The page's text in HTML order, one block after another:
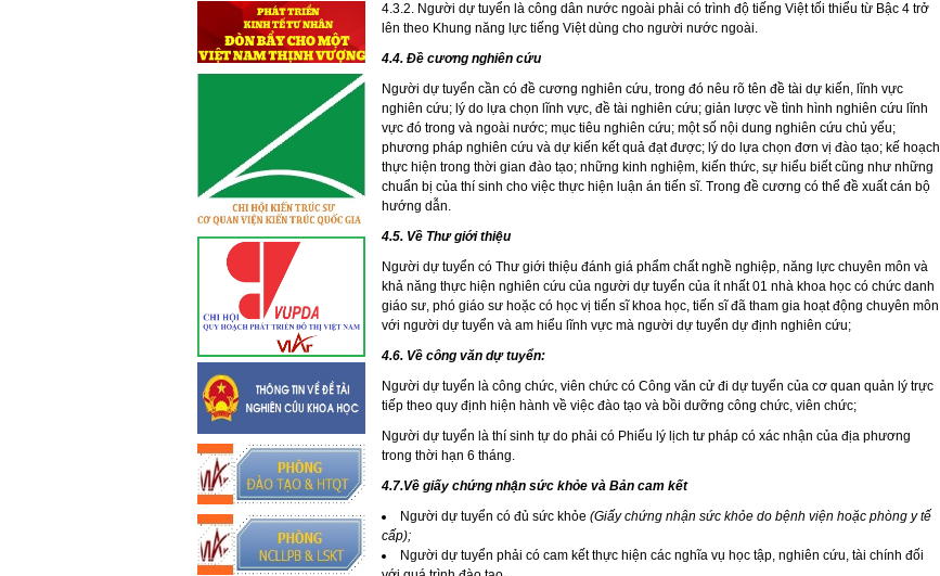
4.3.2. Người dự tuyển là công dân nước ngoài phải có trình độ tiếng Việt tối thiểu từ Bậc 4 trở
lên theo Khung năng lực tiếng Việt dùng cho người nước ngoài.
4.4. Đề cương nghiên cứu
Người dự tuyển cần có đề cương nghiên cứu, trong đó nêu rõ tên đề tài dự kiến, lĩnh vực
nghiên cứu; lý do lựa chọn lĩnh vực, đề tài nghiên cứu; giản lược về tình hình nghiên cứu lĩnh
vực đó trong và ngoài nước; mục tiêu nghiên cứu; một số nội dung nghiên cứu chủ yếu;
phương pháp nghiên cứu và dự kiến kết quả đạt được; lý do lựa chọn đơn vị đào tạo; kế hoạch
thực hiện trong thời gian đào tạo; những kinh nghiệm, kiến thức, sự hiểu biết cũng như những
chuẩn bị của thí sinh cho việc thực hiện luận án tiến sĩ. Trong đề cương có thể đề xuất cán bộ
hướng dẫn.
4.5. Về Thư giới thiệu
Người dự tuyển có Thư giới thiệu đánh giá phẩm chất nghề nghiệp, năng lực chuyên môn và
khả năng thực hiện nghiên cứu của người dự tuyển của ít nhất 01 nhà khoa học có chức danh
giáo sư, phó giáo sư hoặc có học vị tiến sĩ khoa học, tiến sĩ đã tham gia hoạt động chuyên môn
với người dự tuyển và am hiểu lĩnh vực mà người dự tuyển dự định nghiên cứu;
4.6. Về công văn dự tuyển:
Người dự tuyển là công chức, viên chức có Công văn cử đi dự tuyển của cơ quan quản lý trực
tiếp theo quy định hiện hành về việc đào tạo và bồi dưỡng công chức, viên chức;
Người dự tuyển là thí sinh tự do phải có Phiếu lý lịch tư pháp có xác nhận của địa phương
trong thời hạn 6 tháng.
4.7.Về giấy chứng nhận sức khỏe và Bản cam kết
Người dự tuyển có đủ sức khỏe (Giấy chứng nhận sức khỏe do bệnh viện hoặc phòng y tế
cấp);
Người dự tuyển phải có cam kết thực hiện các nghĩa vụ học tập, nghiên cứu, tài chính đối